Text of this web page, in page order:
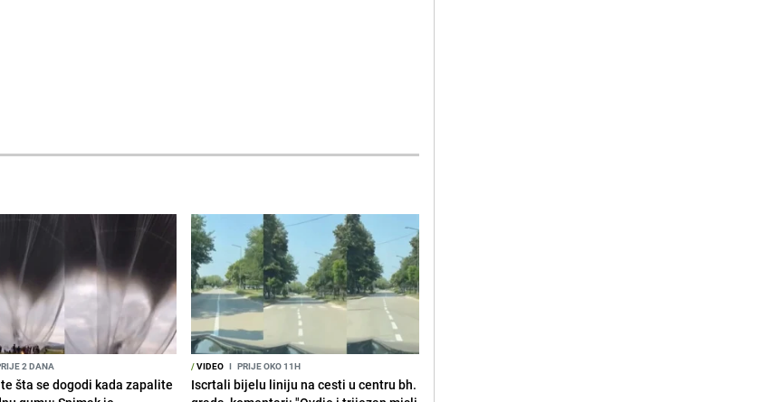
2 DANA
šta se dogodi kada zapalite
/VIDEO I PRIJE OKO 11H
Iscrtali bijelu liniju na cesti u centru bh.